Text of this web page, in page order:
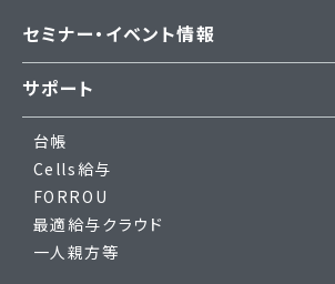
セミナー・イベント情報
サポート
台帳
Cells給与
FORROU
最適給与クラウド
一人親方等